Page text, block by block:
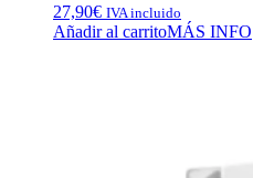
27,90€ IVA incluido
Añadir al carritoMÁS INFO